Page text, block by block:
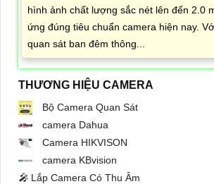
hình ảnh chất lượng sắc nét lên đến 2.0
ứng đúng tiêu chuẩn camera hiện nay.
quan sát ban đêm thông...
THƯƠNG HIỆU CAMERA
Bộ Camera Quan Sát
camera Dahua
Camera HIKVISON
camera KBvision
️🎤️ Lắp Camera Có Thu Âm